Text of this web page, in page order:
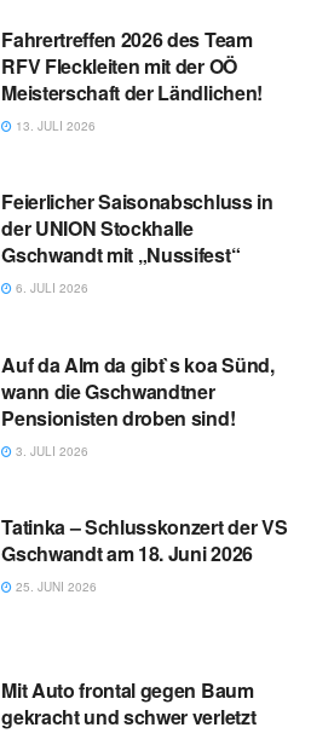
Fahrertreffen 2026 des Team
RFV Fleckleiten mit der OÖ
Meisterschaft der Ländlichen!
13. JULI 2026
Feierlicher Saisonabschluss in
der UNION Stockhalle
Gschwandt mit „Nussifest“
6. JULI 2026
Auf da Alm da gibt`s koa Sünd,
wann die Gschwandtner
Pensionisten droben sind!
3. JULI 2026
Tatinka – Schlusskonzert der VS
Gschwandt am 18. Juni 2026
25. JUNI 2026
Mit Auto frontal gegen Baum
gekracht und schwer verletzt